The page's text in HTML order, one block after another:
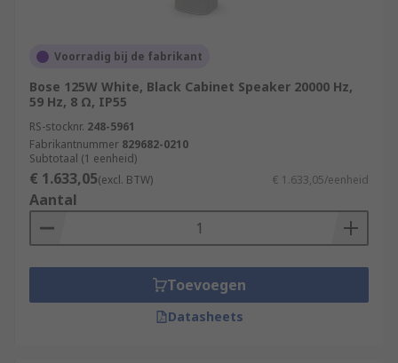
Voorradig bij de fabrikant
Bose 125W White, Black Cabinet Speaker 20000 Hz,
59 Hz, 8 Ω, IP55
RS-stocknr. 248-5961
Fabrikantnummer 829682-0210
Subtotaal (1 eenheid)
€ 1.633,05(excl. BTW) € 1.633,05/eenheid
Aantal
Toevoegen
Datasheets